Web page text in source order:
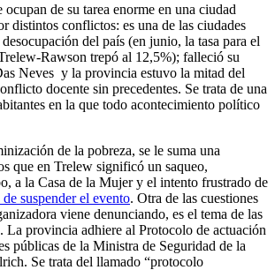
ocupan de su tarea enorme en una ciudad
distintos conflictos: es una de las ciudades
del país (en junio, la tasa para el
Rawson trepó al 12,5%); falleció su
Neves y la provincia estuvo la mitad del
docente sin precedentes. Se trata de una
en la que todo acontecimiento político
de la pobreza, se le suma una
que en Trelew significó un saqueo,
a la Casa de la Mujer y el intento frustrado de
suspender el evento. Otra de las cuestiones
viene denunciando, es el tema de las
La provincia adhiere al Protocolo de actuación
públicas de la Ministra de Seguridad de la
Se trata del llamado “protocolo